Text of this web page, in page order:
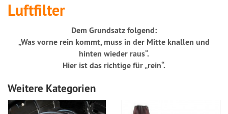
Luftfilter
Dem Grundsatz folgend:
„Was vorne rein kommt, muss in der Mitte knallen und
hinten wieder raus“.
Hier ist das richtige für „rein“.
Weitere Kategorien